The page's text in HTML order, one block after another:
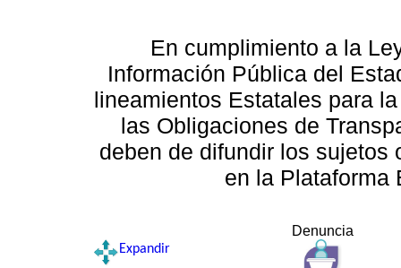
En cumplimiento a la
Información Pública del
lineamientos Estatales para
las Obligaciones de
deben de difundir los sujetos
en la Plataforma
Denuncia
Expandir